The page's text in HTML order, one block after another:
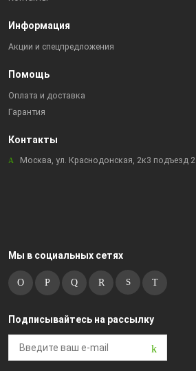
Информация
Акции и спецпредложения
Помощь
Оплата и доставка
Гарантия
Контакты
Москва, ул. Краснодонская, 2к3 подъезд 2
Мы в социальных сетях
Подписывайтесь на рассылку